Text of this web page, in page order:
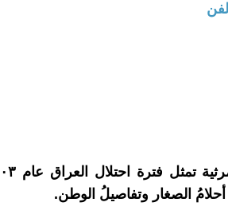
أحلامُ الصغار وتفاصيلُ الوطن.